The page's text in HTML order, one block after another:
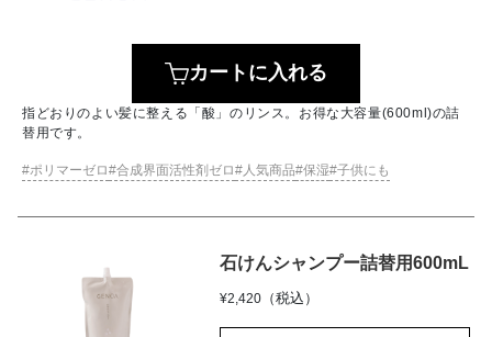
カートに入れる
指どおりのよい髪に整える「酸」のリンス。お得な大容量(600ml)の詰
替用です。
ポリマーゼロ 合成界面活性剤ゼロ 人気商品 保湿 子供にも
石けんシャンプー詰替用600mL
¥2,420 （税込）